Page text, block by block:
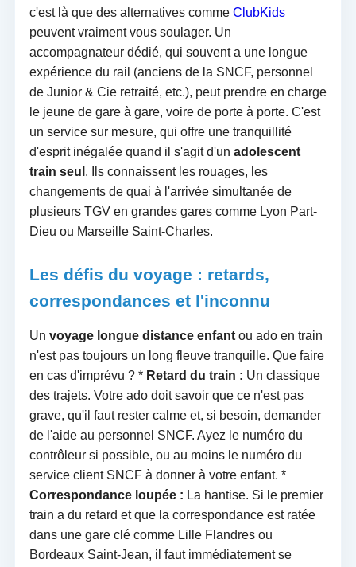
c'est là que des alternatives comme ClubKids
peuvent vraiment vous soulager. Un
accompagnateur dédié, qui souvent a une longue
expérience du rail (anciens de la SNCF, personnel
de Junior & Cie retraité, etc.), peut prendre en charge
le jeune de gare à gare, voire de porte à porte. C'est
un service sur mesure, qui offre une tranquillité
d'esprit inégalée quand il s'agit d'un adolescent
train seul . Ils connaissent les rouages, les
changements de quai à l'arrivée simultanée de
plusieurs TGV en grandes gares comme Lyon Part-
Dieu ou Marseille Saint-Charles.
Les défis du voyage : retards,
correspondances et l'inconnu
Un voyage longue distance enfantou ado en train
n'est pas toujours un long fleuve tranquille. Que faire
en cas d'imprévu ? * Retard du train : Un classique
des trajets. Votre ado doit savoir que ce n'est pas
grave, qu'il faut rester calme et, si besoin, demander
de l'aide au personnel SNCF. Ayez le numéro du
contrôleur si possible, ou au moins le numéro du
service client SNCF à donner à votre enfant. *
Correspondance loupée : La hantise. Si le premier
train a du retard et que la correspondance est ratée
dans une gare clé comme Lille Flandres ou
Bordeaux Saint-Jean, il faut immédiatement se